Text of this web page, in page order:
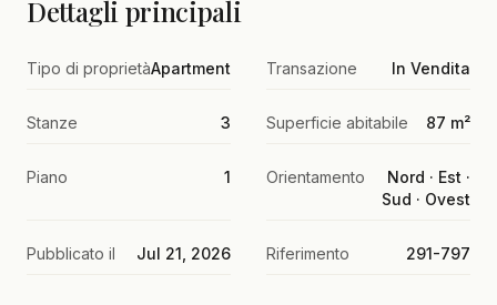
Dettagli principali
Tipo di proprietàApartment Transazione In Vendita
Stanze 3 Superficie abitabile 87 m²
Piano 1 Orientamento
Nord · Est ·
Sud · Ovest
Pubblicato il Jul 21, 2026 Riferimento 291-797